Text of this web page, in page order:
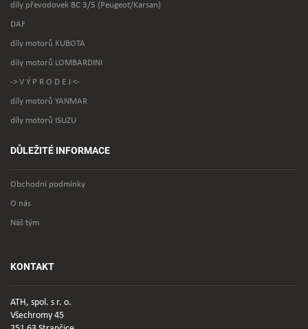
díly převodovek BC 3/5 (Peugeot/Karsan)
DAF
díly motorů KUBOTA
díly motorů LOMBARDINI
-> V Ý P R O D E J <-
díly motorů YANMAR
díly motorů ISUZU
DŮLEŽITÉ INFORMACE
Obchodní podmínky
O nás
Náš tým
KONTAKT
ATH, spol. s r. o.
Všechromy 45